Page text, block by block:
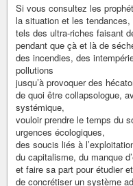
Si vous consultez les
la situation et les
tels des ultra-riches faisant
pendant que çà et là de
des incendies, des
pollutions
jusqu’à provoquer des
de quoi être collapsologue,
systémique,
vouloir prendre le temps du
urgences écologiques,
des soucis liés à
du capitalisme, du manque
et faire sa part pour étudier
de concrétiser un système